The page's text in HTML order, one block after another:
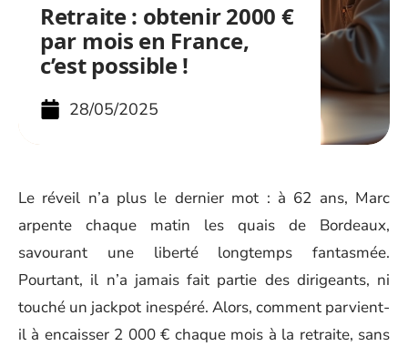
Retraite : obtenir 2000 €
par mois en France,
c’est possible !
28/05/2025
Le réveil n’a plus le dernier mot : à 62 ans, Marc
arpente chaque matin les quais de Bordeaux,
savourant une liberté longtemps fantasmée.
Pourtant, il n’a jamais fait partie des dirigeants, ni
touché un jackpot inespéré. Alors, comment parvient-
il à encaisser 2 000 € chaque mois à la retraite, sans